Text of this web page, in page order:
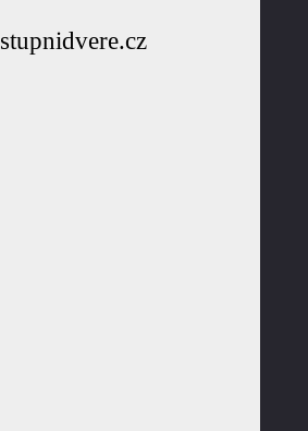
Vstupnidvere.cz